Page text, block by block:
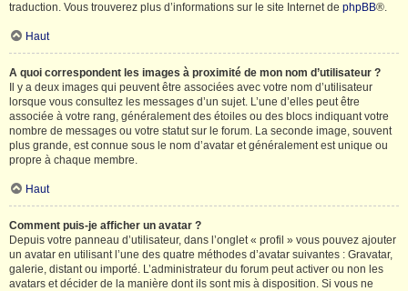
traduction. Vous trouverez plus d’informations sur le site Internet de phpBB®.
Haut
A quoi correspondent les images à proximité de mon nom d’utilisateur ?
Il y a deux images qui peuvent être associées avec votre nom d’utilisateur
lorsque vous consultez les messages d’un sujet. L’une d’elles peut être
associée à votre rang, généralement des étoiles ou des blocs indiquant votre
nombre de messages ou votre statut sur le forum. La seconde image, souvent
plus grande, est connue sous le nom d’avatar et généralement est unique ou
propre à chaque membre.
Haut
Comment puis-je afficher un avatar ?
Depuis votre panneau d’utilisateur, dans l’onglet « profil » vous pouvez ajouter
un avatar en utilisant l’une des quatre méthodes d’avatar suivantes : Gravatar,
galerie, distant ou importé. L’administrateur du forum peut activer ou non les
avatars et décider de la manière dont ils sont mis à disposition. Si vous ne